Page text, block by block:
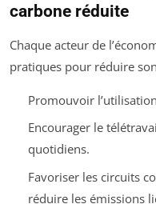
carbone réduite
Chaque acteur de
pratiques pour réduire
Promouvoir
Encourager le
quotidiens.
Favoriser les circuits
réduire les émissions